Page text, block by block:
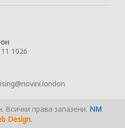
1026
права запазени. NM
Design.